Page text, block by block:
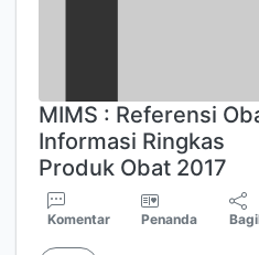
MIMS : Referensi
Informasi Ringkas
Produk Obat 2017
Komentar Penanda